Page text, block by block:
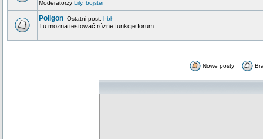
Moderatorzy Lily, bojster
Poligon Ostatni post: hbh
Tu można testować różne funkcje forum
Nowe posty